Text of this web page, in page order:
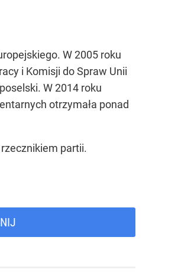
W 2005 roku
i Komisji do Spraw Unii
W 2014 roku
otrzymała ponad
partii.